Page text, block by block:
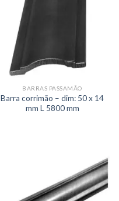
BARRAS PASSAMÃO
Barra corrimão – dim: 50 x 14
mm L 5800 mm